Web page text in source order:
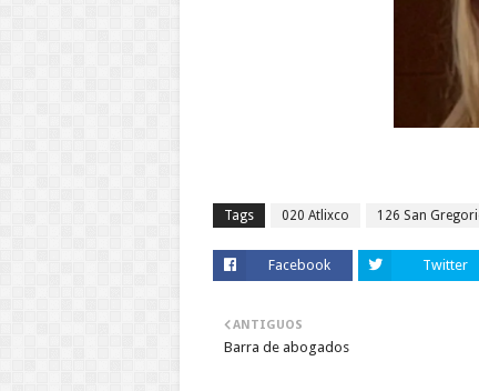
Tags 020 Atlixco 126 San
Facebook Twitter
ANTIGUOS
Barra de abogados